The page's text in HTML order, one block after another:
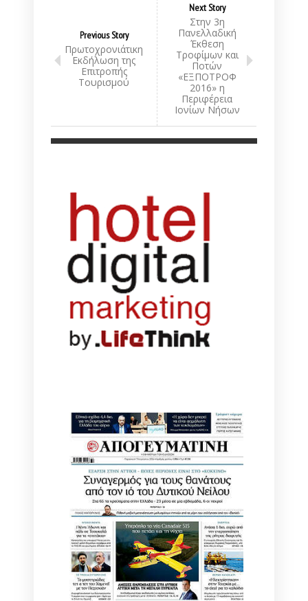
Previous Story
Πρωτοχρονιάτικη
Εκδήλωση της
Επιτροπής
Τουρισμού
Next Story
Στην 3η
Πανελλαδική
Έκθεση
Τροφίμων και
Ποτών
«ΕΞΠΟΤΡΟΦ
2016» η
Περιφέρεια
Ιονίων Νήσων